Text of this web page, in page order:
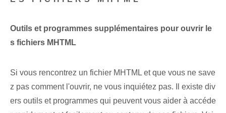
Outils et programmes supplémentaires pour ouvrir le
s fichiers MHTML
Si vous rencontrez un fichier MHTML et que vous ne save
z pas comment l'ouvrir, ne vous inquiétez pas. Il existe div
ers outils et programmes qui peuvent vous aider à accéde